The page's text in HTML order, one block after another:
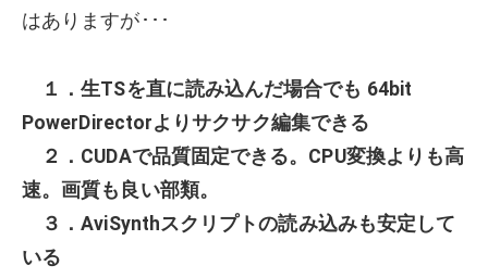
はありますが･･･
１．生TSを直に読み込んだ場合でも 64bit
PowerDirectorよりサクサク編集できる
２．CUDAで品質固定できる。CPU変換よりも高
速。画質も良い部類。
３．AviSynthスクリプトの読み込みも安定して
いる